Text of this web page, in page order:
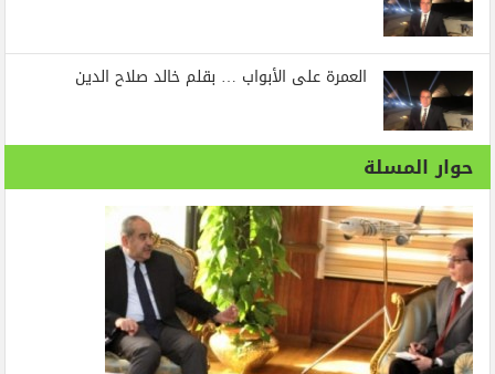
العمرة على الأبواب … بقلم خالد صلاح الدين
حوار المسلة